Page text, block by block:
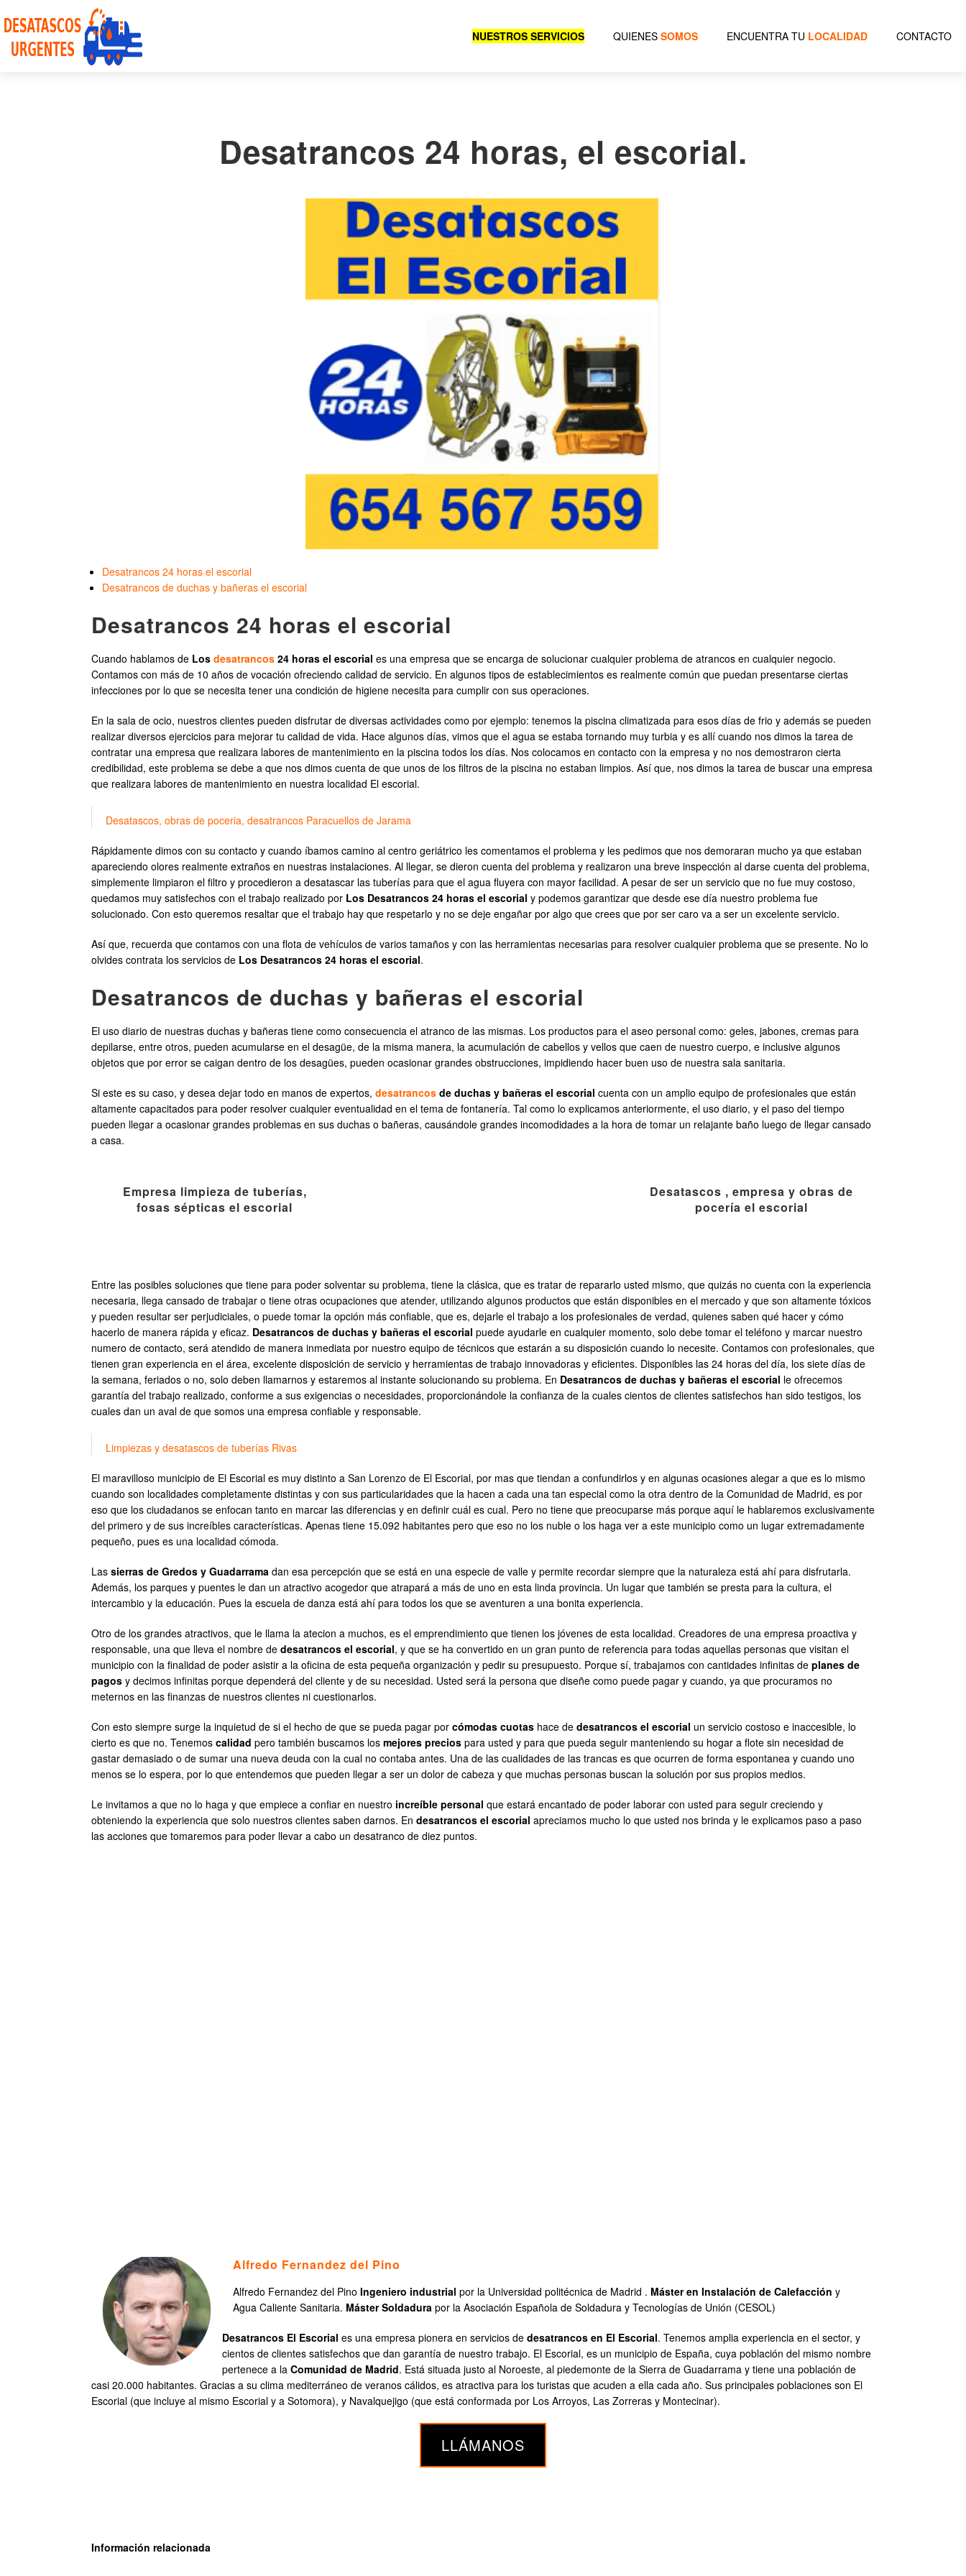
NUESTROS SERVICIOS QUIENES SOMOS ENCUENTRA TU LOCALIDAD CONTACTO
Desatrancos 24 horas, el escorial.
Desatrancos 24 horas el escorial
Desatrancos de duchas y bañeras el escorial
Desatrancos 24 horas el escorial
Cuando hablamos de Los desatrancos 24 horas el escorial es una empresa que se encarga de solucionar cualquier problema de atrancos en cualquier negocio.
Contamos con más de 10 años de vocación ofreciendo calidad de servicio. En algunos tipos de establecimientos es realmente común que puedan presentarse ciertas
infecciones por lo que se necesita tener una condición de higiene necesita para cumplir con sus operaciones.
En la sala de ocio, nuestros clientes pueden disfrutar de diversas actividades como por ejemplo: tenemos la piscina climatizada para esos días de frio y además se pueden
realizar diversos ejercicios para mejorar tu calidad de vida. Hace algunos días, vimos que el agua se estaba tornando muy turbia y es allí cuando nos dimos la tarea de
contratar una empresa que realizara labores de mantenimiento en la piscina todos los días. Nos colocamos en contacto con la empresa y no nos demostraron cierta
credibilidad, este problema se debe a que nos dimos cuenta de que unos de los filtros de la piscina no estaban limpios. Así que, nos dimos la tarea de buscar una empresa
que realizara labores de mantenimiento en nuestra localidad El escorial.
Desatascos, obras de poceria, desatrancos Paracuellos de Jarama
Rápidamente dimos con su contacto y cuando íbamos camino al centro geriátrico les comentamos el problema y les pedimos que nos demoraran mucho ya que estaban
apareciendo olores realmente extraños en nuestras instalaciones. Al llegar, se dieron cuenta del problema y realizaron una breve inspección al darse cuenta del problema,
simplemente limpiaron el filtro y procedieron a desatascar las tuberías para que el agua fluyera con mayor facilidad. A pesar de ser un servicio que no fue muy costoso,
quedamos muy satisfechos con el trabajo realizado por Los Desatrancos 24 horas el escorial y podemos garantizar que desde ese día nuestro problema fue
solucionado. Con esto queremos resaltar que el trabajo hay que respetarlo y no se deje engañar por algo que crees que por ser caro va a ser un excelente servicio.
Así que, recuerda que contamos con una flota de vehículos de varios tamaños y con las herramientas necesarias para resolver cualquier problema que se presente. No lo
olvides contrata los servicios de Los Desatrancos 24 horas el escorial.
Desatrancos de duchas y bañeras el escorial
El uso diario de nuestras duchas y bañeras tiene como consecuencia el atranco de las mismas. Los productos para el aseo personal como: geles, jabones, cremas para
depilarse, entre otros, pueden acumularse en el desagüe, de la misma manera, la acumulación de cabellos y vellos que caen de nuestro cuerpo, e inclusive algunos
objetos que por error se caigan dentro de los desagües, pueden ocasionar grandes obstrucciones, impidiendo hacer buen uso de nuestra sala sanitaria.
Si este es su caso, y desea dejar todo en manos de expertos, desatrancos de duchas y bañeras el escorial cuenta con un amplio equipo de profesionales que están
altamente capacitados para poder resolver cualquier eventualidad en el tema de fontanería. Tal como lo explicamos anteriormente, el uso diario, y el paso del tiempo
pueden llegar a ocasionar grandes problemas en sus duchas o bañeras, causándole grandes incomodidades a la hora de tomar un relajante baño luego de llegar cansado
a casa.
Empresa limpieza de tuberías,
fosas sépticas el escorial
Desatascos , empresa y obras de
pocería el escorial
Entre las posibles soluciones que tiene para poder solventar su problema, tiene la clásica, que es tratar de repararlo usted mismo, que quizás no cuenta con la experiencia
necesaria, llega cansado de trabajar o tiene otras ocupaciones que atender, utilizando algunos productos que están disponibles en el mercado y que son altamente tóxicos
y pueden resultar ser perjudiciales, o puede tomar la opción más confiable, que es, dejarle el trabajo a los profesionales de verdad, quienes saben qué hacer y cómo
hacerlo de manera rápida y eficaz. Desatrancos de duchas y bañeras el escorial puede ayudarle en cualquier momento, solo debe tomar el teléfono y marcar nuestro
numero de contacto, será atendido de manera inmediata por nuestro equipo de técnicos que estarán a su disposición cuando lo necesite. Contamos con profesionales, que
tienen gran experiencia en el área, excelente disposición de servicio y herramientas de trabajo innovadoras y eficientes. Disponibles las 24 horas del día, los siete días de
la semana, feriados o no, solo deben llamarnos y estaremos al instante solucionando su problema. En Desatrancos de duchas y bañeras el escorial le ofrecemos
garantía del trabajo realizado, conforme a sus exigencias o necesidades, proporcionándole la confianza de la cuales cientos de clientes satisfechos han sido testigos, los
cuales dan un aval de que somos una empresa confiable y responsable.
Limpiezas y desatascos de tuberías Rivas
El maravilloso municipio de El Escorial es muy distinto a San Lorenzo de El Escorial, por mas que tiendan a confundirlos y en algunas ocasiones alegar a que es lo mismo
cuando son localidades completamente distintas y con sus particularidades que la hacen a cada una tan especial como la otra dentro de la Comunidad de Madrid, es por
eso que los ciudadanos se enfocan tanto en marcar las diferencias y en definir cuál es cual. Pero no tiene que preocuparse más porque aquí le hablaremos exclusivamente
del primero y de sus increíbles características. Apenas tiene 15.092 habitantes pero que eso no los nuble o los haga ver a este municipio como un lugar extremadamente
pequeño, pues es una localidad cómoda.
Las sierras de Gredos y Guadarrama dan esa percepción que se está en una especie de valle y permite recordar siempre que la naturaleza está ahí para disfrutarla.
Además, los parques y puentes le dan un atractivo acogedor que atrapará a más de uno en esta linda provincia. Un lugar que también se presta para la cultura, el
intercambio y la educación. Pues la escuela de danza está ahí para todos los que se aventuren a una bonita experiencia.
Otro de los grandes atractivos, que le llama la atecion a muchos, es el emprendimiento que tienen los jóvenes de esta localidad. Creadores de una empresa proactiva y
responsable, una que lleva el nombre de desatrancos el escorial, y que se ha convertido en un gran punto de referencia para todas aquellas personas que visitan el
municipio con la finalidad de poder asistir a la oficina de esta pequeña organización y pedir su presupuesto. Porque sí, trabajamos con cantidades infinitas de planes de
pagos y decimos infinitas porque dependerá del cliente y de su necesidad. Usted será la persona que diseñe como puede pagar y cuando, ya que procuramos no
meternos en las finanzas de nuestros clientes ni cuestionarlos.
Con esto siempre surge la inquietud de si el hecho de que se pueda pagar por cómodas cuotas hace de desatrancos el escorial un servicio costoso e inaccesible, lo
cierto es que no. Tenemos calidad pero también buscamos los mejores precios para usted y para que pueda seguir manteniendo su hogar a flote sin necesidad de
gastar demasiado o de sumar una nueva deuda con la cual no contaba antes. Una de las cualidades de las trancas es que ocurren de forma espontanea y cuando uno
menos se lo espera, por lo que entendemos que pueden llegar a ser un dolor de cabeza y que muchas personas buscan la solución por sus propios medios.
Le invitamos a que no lo haga y que empiece a confiar en nuestro increíble personal que estará encantado de poder laborar con usted para seguir creciendo y
obteniendo la experiencia que solo nuestros clientes saben darnos. En desatrancos el escorial apreciamos mucho lo que usted nos brinda y le explicamos paso a paso
las acciones que tomaremos para poder llevar a cabo un desatranco de diez puntos.
Alfredo Fernandez del Pino
Alfredo Fernandez del Pino Ingeniero industrial por la Universidad politécnica de Madrid . Máster en Instalación de Calefacción y
Agua Caliente Sanitaria. Máster Soldadura por la Asociación Española de Soldadura y Tecnologías de Unión (CESOL)
Desatrancos El Escorial es una empresa pionera en servicios de desatrancos en El Escorial. Tenemos amplia experiencia en el sector, y
cientos de clientes satisfechos que dan garantía de nuestro trabajo. El Escorial, es un municipio de España, cuya población del mismo nombre
pertenece a la Comunidad de Madrid. Está situada justo al Noroeste, al piedemonte de la Sierra de Guadarrama y tiene una población de
casi 20.000 habitantes. Gracias a su clima mediterráneo de veranos cálidos, es atractiva para los turistas que acuden a ella cada año. Sus principales poblaciones son El
Escorial (que incluye al mismo Escorial y a Sotomora), y Navalquejigo (que está conformada por Los Arroyos, Las Zorreras y Montecinar).
LLÁMANOS
Información relacionada